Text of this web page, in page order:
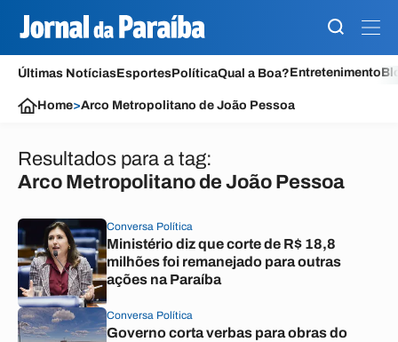
Últimas NotíciasEsportesPolíticaQual a Boa?Entretenimento
Home>Arco Metropolitano de João Pessoa
Resultados para a tag:
Arco Metropolitano de João Pessoa
Conversa Política
Ministério diz que corte de R$ 18,8
milhões foi remanejado para outras
ações na Paraíba
Conversa Política
Governo corta verbas para obras do